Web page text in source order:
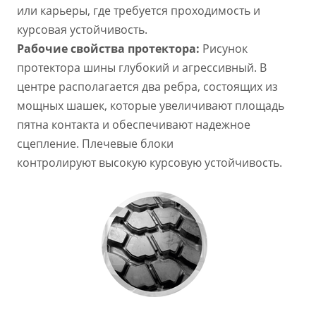
или карьеры, где требуется проходимость и
курсовая устойчивость.
Рабочие свойства протектора: Рисунок
протектора шины глубокий и агрессивный. В
центре располагается два ребра, состоящих из
мощных шашек, которые увеличивают площадь
пятна контакта и обеспечивают надежное
сцепление. Плечевые блоки
контролируют высокую курсовую устойчивость.